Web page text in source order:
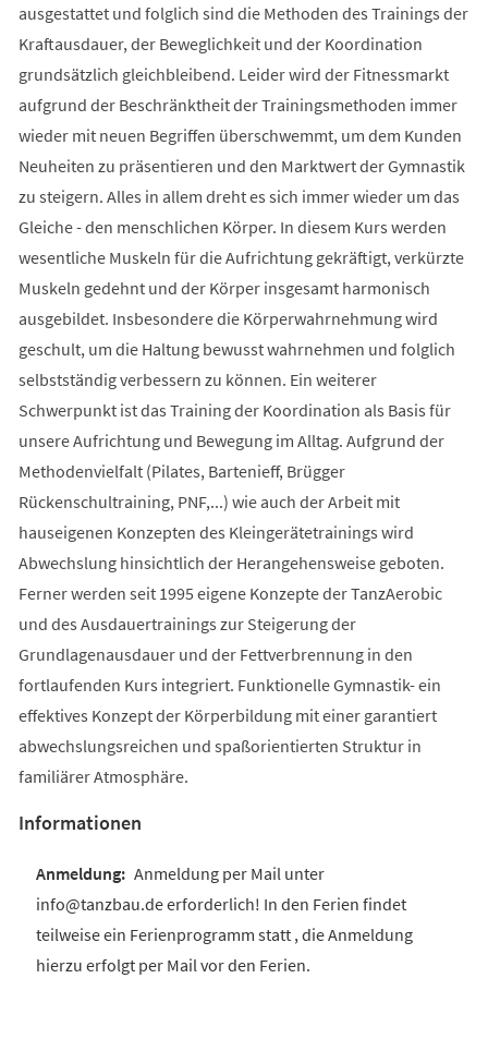
ausgestattet und folglich sind die Methoden des Trainings der
Kraftausdauer, der Beweglichkeit und der Koordination
grundsätzlich gleichbleibend. Leider wird der Fitnessmarkt
aufgrund der Beschränktheit der Trainingsmethoden immer
wieder mit neuen Begriffen überschwemmt, um dem Kunden
Neuheiten zu präsentieren und den Marktwert der Gymnastik
zu steigern. Alles in allem dreht es sich immer wieder um das
Gleiche - den menschlichen Körper. In diesem Kurs werden
wesentliche Muskeln für die Aufrichtung gekräftigt, verkürzte
Muskeln gedehnt und der Körper insgesamt harmonisch
ausgebildet. Insbesondere die Körperwahrnehmung wird
geschult, um die Haltung bewusst wahrnehmen und folglich
selbstständig verbessern zu können. Ein weiterer
Schwerpunkt ist das Training der Koordination als Basis für
unsere Aufrichtung und Bewegung im Alltag. Aufgrund der
Methodenvielfalt (Pilates, Bartenieff, Brügger
Rückenschultraining, PNF,...) wie auch der Arbeit mit
hauseigenen Konzepten des Kleingerätetrainings wird
Abwechslung hinsichtlich der Herangehensweise geboten.
Ferner werden seit 1995 eigene Konzepte der TanzAerobic
und des Ausdauertrainings zur Steigerung der
Grundlagenausdauer und der Fettverbrennung in den
fortlaufenden Kurs integriert. Funktionelle Gymnastik- ein
effektives Konzept der Körperbildung mit einer garantiert
abwechslungsreichen und spaßorientierten Struktur in
familiärer Atmosphäre.
Informationen
Anmeldung per Mail unter
info@tanzbau.de erforderlich! In den Ferien findet
teilweise ein Ferienprogramm statt , die Anmeldung
hierzu erfolgt per Mail vor den Ferien.